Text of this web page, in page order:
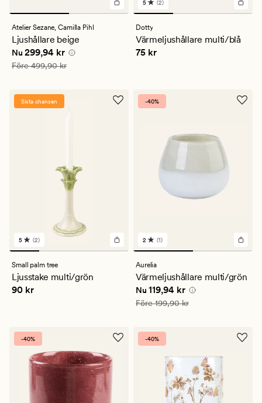
Atelier Sezane,Camilla Pihl
Ljushållare beige
Nuvarande pris
Nu 299,94 kr
Ordinarie pris 499,90 kr
Före499,90 kr
2
omdömen
med
ett
genomsnittligt
betyg
5 (2)
Dotty
Värmeljushållare multi/blå
Pris 75 kr
75 kr
Sista chansen
2
omdömen
med
ett
genomsnittligt
betyg
5 (2)
Small palm tree
Ljusstake multi/grön
Pris 90 kr
90 kr
-40%
1
omdömen
med
ett
genomsnittligt
betyg
på
2
2 (1)
Aurelia
Värmeljushållare multi/grön
Nuvarande pris
Nu 119,94 kr
Ordinarie pris 199,90 kr
Före199,90 kr
-40% -40%